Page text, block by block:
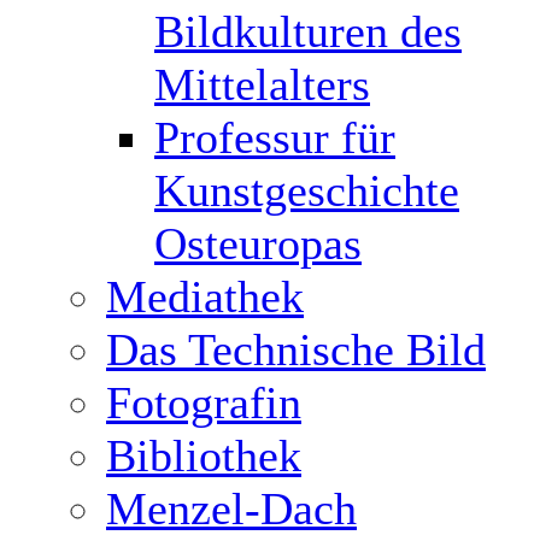
Bildkulturen des
Mittelalters
Professur für
Kunstgeschichte
Osteuropas
Mediathek
Das Technische Bild
Fotografin
Bibliothek
Menzel-Dach